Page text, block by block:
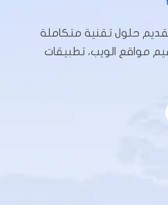
حلول تقنية متكاملة
مواقع الويب، تطبيقات